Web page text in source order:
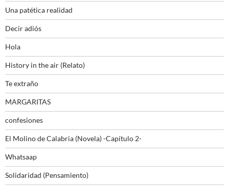
Una patética realidad
Decir adiós
Hola
History in the air (Relato)
Te extraño
MARGARITAS
confesiones
El Molino de Calabria (Novela) -Capítulo 2-
Whatsaap
Solidaridad (Pensamiento)